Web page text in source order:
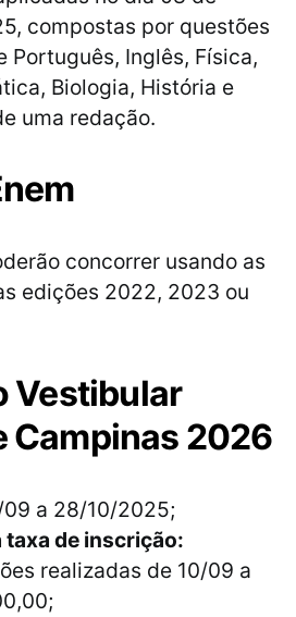
compostas por questões
Português, Inglês, Física,
Biologia, História e
uma redação.
concorrer usando as
edições 2022, 2023 ou
Vestibular
Campinas 2026
09 a 28/10/2025;
taxa de inscrição:
realizadas de 10/09 a